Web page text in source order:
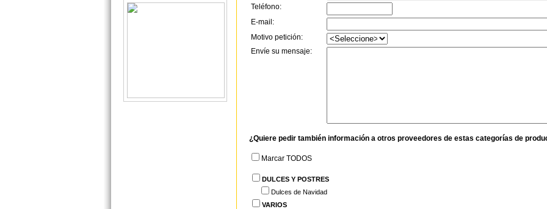
Teléfono:
E-mail:
Motivo petición:
Envíe su mensaje:
¿Quiere pedir también información a otros proveedores de estas categorías de
Marcar TODOS
DULCES Y POSTRES
Dulces de Navidad
VARIOS